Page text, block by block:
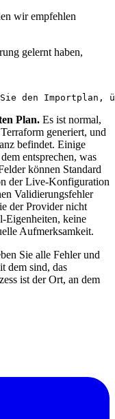
wir empfehlen
gelernt haben,
Plan. Es ist normal,
generiert, und
befindet. Einige
entsprechen, was
können Standard
der Live-Konfiguration
Validierungsfehler
der Provider nicht
Eigenheiten, keine
Aufmerksamkeit.
Sie alle Fehler und
dem sind, das
ist der Ort, an dem